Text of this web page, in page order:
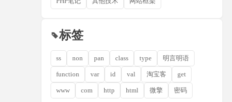
标签
ss non pan class type 明言明语
function var id val 淘宝客 get
www com http html 微擎 密码